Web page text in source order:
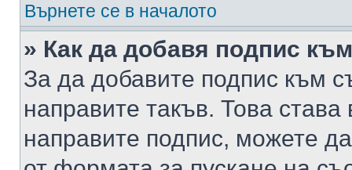
Върнете се в началото
» Как да добавя подпис
За да добавите подпис към
направите такъв. Това
направите подпис, можете